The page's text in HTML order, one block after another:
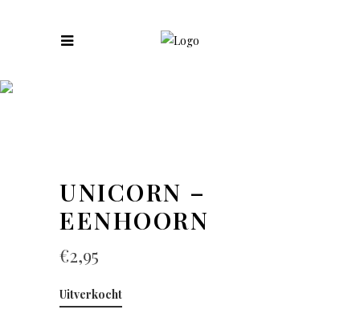
UNICORN –
EENHOORN
€2,95
Uitverkocht